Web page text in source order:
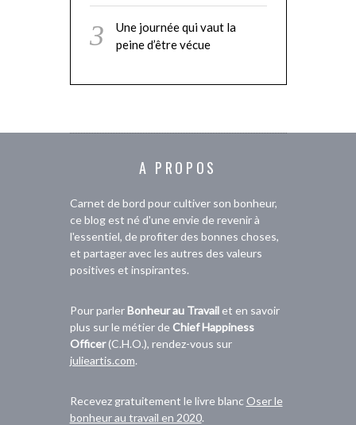
Une journée qui vaut la
peine d’être vécue
A PROPOS
Carnet de bord pour cultiver son bonheur,
ce blog est né d'une envie de revenir à
l'essentiel, de profiter des bonnes choses,
et partager avec les autres des valeurs
positives et inspirantes.
Pour parlerBonheur au Travailet en savoir
plus sur le métier deChief Happiness
Officer(C.H.O.), rendez-vous sur
julieartis.com.
Recevez gratuitement le livre blanc Oser le
bonheur au travail en 2020.